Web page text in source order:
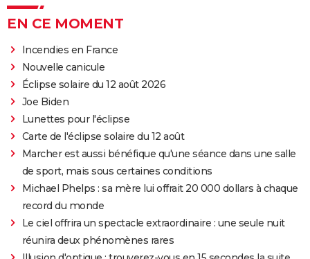
EN CE MOMENT
Incendies en France
Nouvelle canicule
Éclipse solaire du 12 août 2026
Joe Biden
Lunettes pour l'éclipse
Carte de l'éclipse solaire du 12 août
Marcher est aussi bénéfique qu'une séance dans une salle
de sport, mais sous certaines conditions
Michael Phelps : sa mère lui offrait 20 000 dollars à chaque
record du monde
Le ciel offrira un spectacle extraordinaire : une seule nuit
réunira deux phénomènes rares